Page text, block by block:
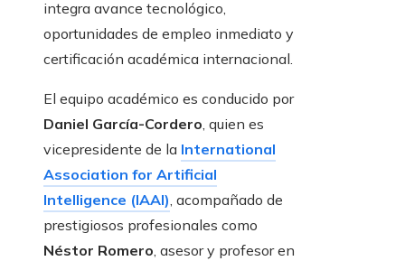
integra avance tecnológico,
oportunidades de empleo inmediato y
certificación académica internacional.
El equipo académico es conducido por
Daniel García-Cordero, quien es
vicepresidente de la International
Association for Artificial
Intelligence (IAAI), acompañado de
prestigiosos profesionales como
Néstor Romero, asesor y profesor en